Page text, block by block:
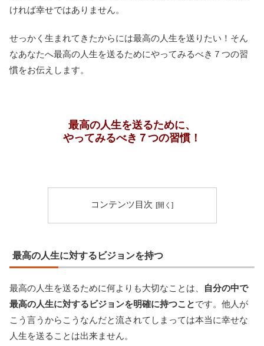
ければ幸せではありません。
せっかく生まれてきたからには最高の人生を送りたい！そん
なあなたへ最高の人生を送るためにやってみるべき７つの習
慣をお伝えします。
最高の人生を送るために、
やってみるべき７つの習慣！
コンテンツ目次
最高の人生に対するビジョンを持つ
最高の人生を送るために何よりも大切なことは、
自分の中で
最高の人生に対するビジョンを明確に持つことです。他人が
こう言うからこうなんだと流されてしまっては本当に幸せな
人生を送ることは出来ません。